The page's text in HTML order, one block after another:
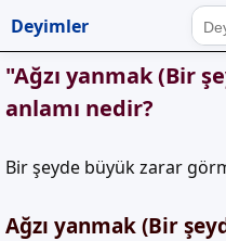
Deyimler
"Ağzı yanmak (Bir
anlamı nedir?
Bir şeyde büyük zarar
Ağzı yanmak (Bir